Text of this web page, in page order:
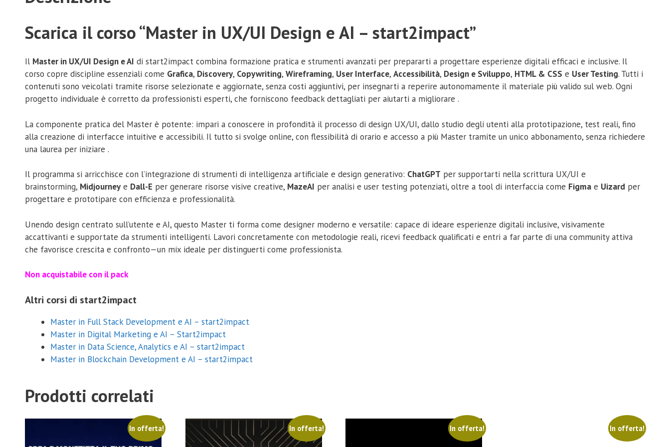
Scarica il corso “Master in UX/UI Design e AI – start2impact”
Il Master in UX/UI Design e AI di start2impact combina formazione pratica e strumenti avanzati per prepararti a progettare esperienze digitali efficaci e inclusive. Il
corso copre discipline essenziali come Grafica, Discovery, Copywriting, Wireframing, User Interface, Accessibilità, Design e Sviluppo, HTML & CSS e User Testing. Tutti i
contenuti sono veicolati tramite risorse selezionate e aggiornate, senza costi aggiuntivi, per insegnarti a reperire autonomamente il materiale più valido sul web. Ogni
progetto individuale è corretto da professionisti esperti, che forniscono feedback dettagliati per aiutarti a migliorare .
La componente pratica del Master è potente: impari a conoscere in profondità il processo di design UX/UI, dallo studio degli utenti alla prototipazione, test reali, fino
alla creazione di interfacce intuitive e accessibili. Il tutto si svolge online, con flessibilità di orario e accesso a più Master tramite un unico abbonamento, senza richiedere
una laurea per iniziare .
Il programma si arricchisce con l’integrazione di strumenti di intelligenza artificiale e design generativo: ChatGPT per supportarti nella scrittura UX/UI e
brainstorming, Midjourney e Dall-E per generare risorse visive creative, MazeAI per analisi e user testing potenziati, oltre a tool di interfaccia come Figma e Uizard per
progettare e prototipare con efficienza e professionalità.
Unendo design centrato sull’utente e AI, questo Master ti forma come designer moderno e versatile: capace di ideare esperienze digitali inclusive, visivamente
accattivanti e supportate da strumenti intelligenti. Lavori concretamente con metodologie reali, ricevi feedback qualificati e entri a far parte di una community attiva
che favorisce crescita e confronto—un mix ideale per distinguerti come professionista.
Non acquistabile con il pack
Altri corsi di start2impact
Master in Full Stack Development e AI – start2impact
Master in Digital Marketing e AI – Start2impact
Master in Data Science, Analytics e AI – start2impact
Master in Blockchain Development e AI – start2impact
Prodotti correlati
In offerta! In offerta! In offerta! In offerta!